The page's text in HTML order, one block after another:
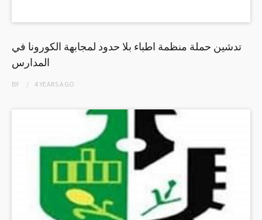
تدشين حملة منظمة اطباء بلا حدود لمجابهة الكورونا في
المدارس
BY 4 YEARSAGO